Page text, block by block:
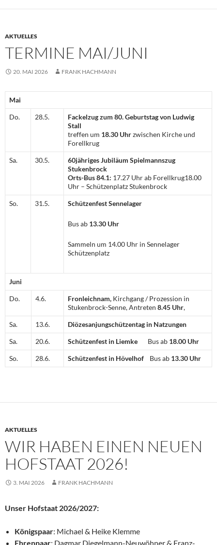
AKTUELLES
TERMINE MAI/JUNI
20. MAI 2026 FRANK HACHMANN
Mai
Do. 28.5.
Fackelzug zum 80. Geburtstag von Ludwig
Stall
treffen um 18.30 Uhrzwischen Kirche und
Forellkrug
Sa. 30.5.
60jähriges Jubiläum Spielmannszug
Stukenbrock
Orts-Bus 84.1: 17.27 Uhr ab Forellkrug18.00
Uhr – Schützenplatz Stukenbrock
So. 31.5. Schützenfest Sennelager
Bus ab 13.30 Uhr
Sammeln um 14.00 Uhr in Sennelager
Schützenplatz
Juni
Do. 4.6. Fronleichnam, Kirchgang / Prozession in
Stukenbrock-Senne, Antreten 8.45 Uhr,
Sa. 13.6. Diözesanjungschützentag in Natzungen
Sa. 20.6. Schützenfest in Liemke Bus ab 18.00 Uhr
So. 28.6. Schützenfest in Hövelhof Bus ab 13.30 Uhr
AKTUELLES
WIR HABEN EINEN NEUEN
HOFSTAAT 2026!
3. MAI 2026 FRANK HACHMANN
Unser Hofstaat 2026/2027:
Königspaar: Michael & Heike Klemme
Ehrenpaar: Dagmar Diegelmann-Neuwöhner & Franz-